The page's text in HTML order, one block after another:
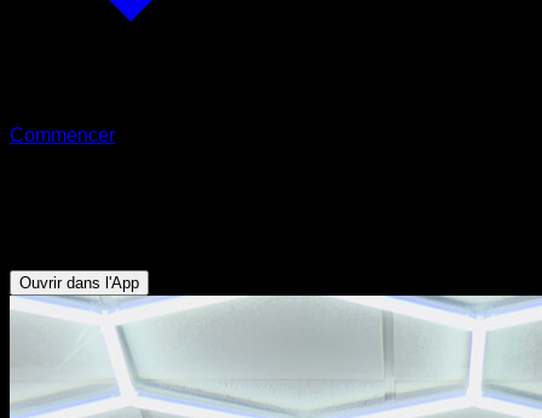
Commencer
Ouvrir dans l'App